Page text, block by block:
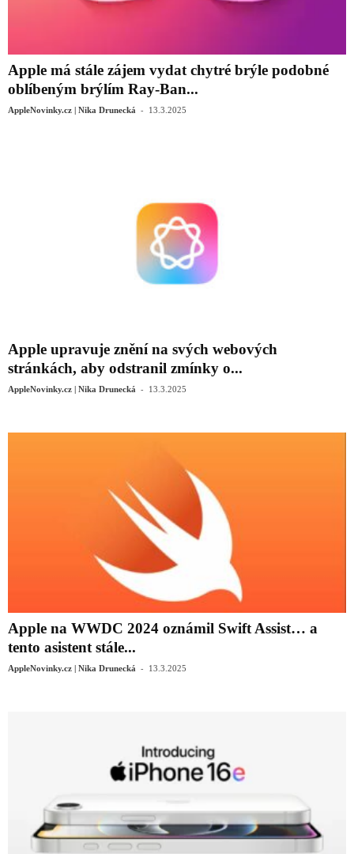
Apple má stále zájem vydat chytré brýle podobné
oblíbeným brýlím Ray-Ban...
AppleNovinky.cz | Nika Drunecká - 13.3.2025
Apple upravuje znění na svých webových
stránkách, aby odstranil zmínky o...
AppleNovinky.cz | Nika Drunecká - 13.3.2025
Apple na WWDC 2024 oznámil Swift Assist… a
tento asistent stále...
AppleNovinky.cz | Nika Drunecká - 13.3.2025